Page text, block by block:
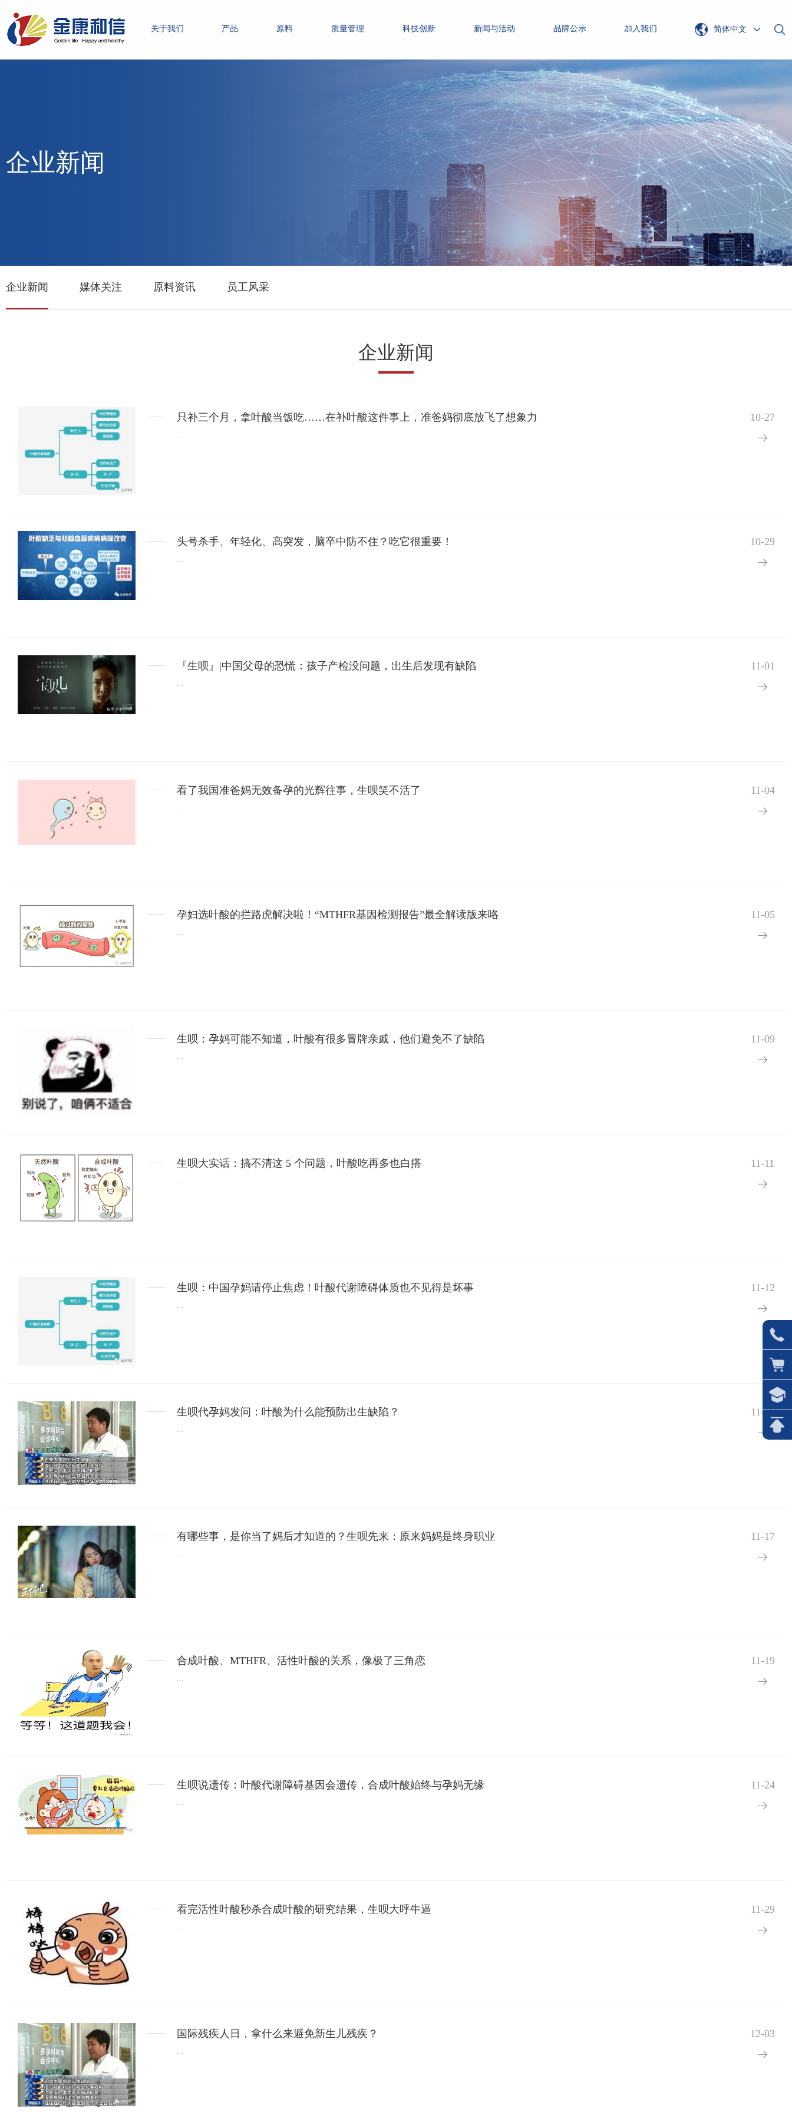
关于我们 产品 原料 质量管理 科技创新 新闻与活动 品牌公示 加入我们 简体中文
企业新闻
企业新闻 媒体关注 原料资讯 员工风采
企业新闻
只补三个月，拿叶酸当饭吃……在补叶酸这件事上，准爸妈彻底放飞了想象力
...
10-27

头号杀手、年轻化、高突发，脑卒中防不住？吃它很重要！
...
10-29

『生呗』|中国父母的恐慌：孩子产检没问题，出生后发现有缺陷
...
11-01

看了我国准爸妈无效备孕的光辉往事，生呗笑不活了
...
11-04

孕妇选叶酸的拦路虎解决啦！“MTHFR基因检测报告”最全解读版来咯
...
11-05

生呗：孕妈可能不知道，叶酸有很多冒牌亲戚，他们避免不了缺陷
...
11-09

生呗大实话：搞不清这 5 个问题，叶酸吃再多也白搭
...
11-11

生呗：中国孕妈请停止焦虑！叶酸代谢障碍体质也不见得是坏事
...
11-12

生呗代孕妈发问：叶酸为什么能预防出生缺陷？
...
11-15

有哪些事，是你当了妈后才知道的？生呗先来：原来妈妈是终身职业
...
11-17

合成叶酸、MTHFR、活性叶酸的关系，像极了三角恋
...
11-19

生呗说遗传：叶酸代谢障碍基因会遗传，合成叶酸始终与孕妈无缘
...
11-24

看完活性叶酸秒杀合成叶酸的研究结果，生呗大呼牛逼
...
11-29

国际残疾人日，拿什么来避免新生儿残疾？
...
12-03
